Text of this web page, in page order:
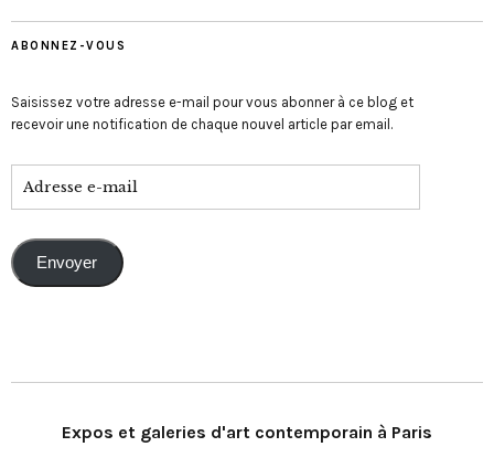
ABONNEZ-VOUS
Saisissez votre adresse e-mail pour vous abonner à ce blog et
recevoir une notification de chaque nouvel article par email.
Envoyer
Expos et galeries d'art contemporain à Paris